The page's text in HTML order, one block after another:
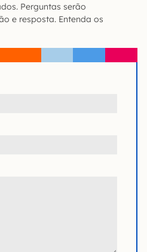
Perguntas serão
e resposta. Entenda os